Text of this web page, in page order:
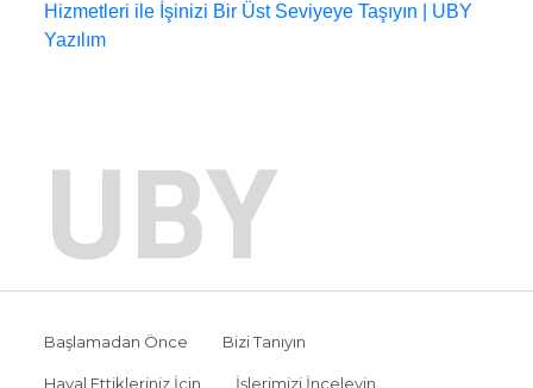
Hizmetleri ile İşinizi Bir Üst Seviyeye Taşıyın | UBY
Yazılım
UBY
Başlamadan Önce Bizi Tanıyın
Hayal Ettikleriniz İçin İşlerimizi İnceleyin